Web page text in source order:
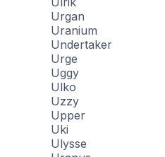
Urgan
Uranium
Undertaker
Urge
Uggy
Ulko
Uzzy
Upper
Uki
Ulysse